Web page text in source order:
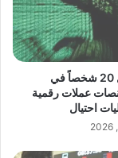
نقل
فقطروسيا تعتقل 20 شخصاً في
عملات رقمية
احتيال